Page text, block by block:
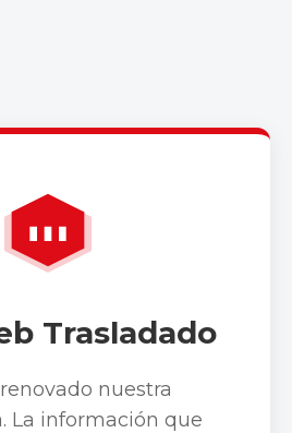
Trasladado
nuestra
La información que